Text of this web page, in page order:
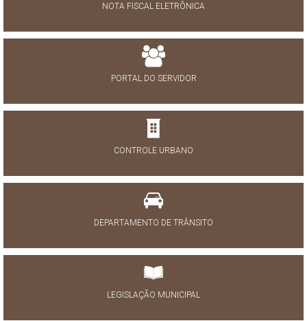
NOTA FISCAL ELETRÔNICA
PORTAL DO SERVIDOR
CONTROLE URBANO
DEPARTAMENTO DE TRÂNSITO
LEGISLAÇÃO MUNICIPAL